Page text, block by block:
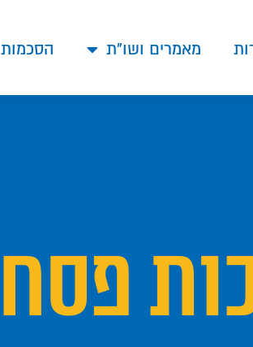
מאמרים ושו"ת הסכמות
פסח